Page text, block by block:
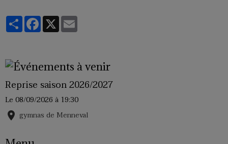
PartagerFacebook
X
Reprise saison 2026/2027
Le 08/09/2026 à 19:30
gymnas de Menneval